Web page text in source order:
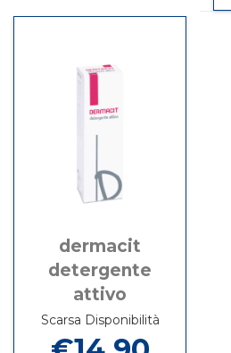
dermacit
detergente
attivo
Scarsa Disponibilità